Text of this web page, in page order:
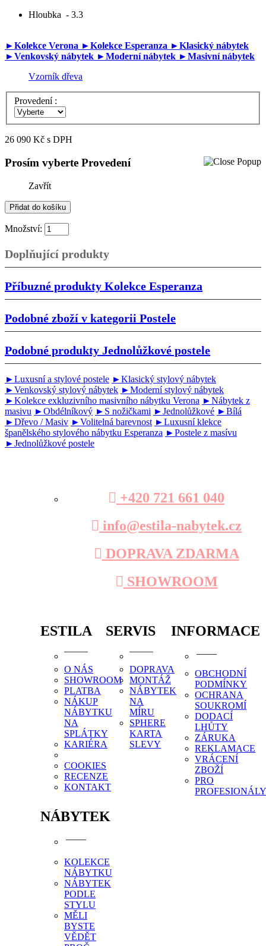
Hloubka - 3.3
►Kolekce Verona ►Kolekce Esperanza ►Klasický nábytek
►Venkovský nábytek ►Moderní nábytek ►Masivní nábytek
Vzorník dřeva
Provedení :
26 090 Kč s DPH
Prosím vyberte Provedení
Zavřít
Množství:
Doplňující produkty
Příbuzné produkty Kolekce Esperanza
Podobné zboží v kategorii Postele
Podobné produkty Jednolůžkové postele
►Luxusní a stylové postele ►Klasický stylový nábytek
►Venkovský stylový nábytek ►Moderní stylový nábytek
►Kolekce exkluzivního masivního nábytku Verona ►Nábytek z
masivu ►Obdélníkový ►S nožičkami ►Jednolůžkové ►Bílá
►Dřevo / Masiv ►Volitelná barevnost ►Luxusní klekce
španělského stylového nábytku Esperanza ►Postele z masívu
►Jednolůžkové postele
+420 721 661 040
info@estila-nabytek.cz
DOPRAVA ZDARMA
SHOWROOM
ESTILA
O NÁS
SHOWROOM
PLATBA
NÁKUP
NÁBYTKU
NA
SPLÁTKY
KARIÉRA
COOKIES
RECENZE
KONTAKT
SERVIS
DOPRAVA
MONTÁŽ
NÁBYTEK
NA
MÍRU
SPHERE
KARTA
SLEVY
INFORMACE
OBCHODNÍ
PODMÍNKY
OCHRANA
SOUKROMÍ
DODACÍ
LHŮTY
ZÁRUKA
REKLAMACE
VRÁCENÍ
ZBOŽÍ
PRO
NÁBYTEK
KOLEKCE
NÁBYTKU
NÁBYTEK
PODLE
STYLU
MĚLI
BYSTE
VĚDĚT